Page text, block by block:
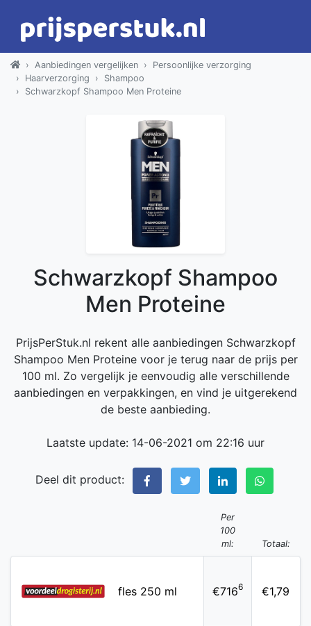
Aanbiedingen vergelijken
Persoonlijke verzorging
Haarverzorging
Shampoo
Schwarzkopf Shampoo Men Proteine
Schwarzkopf Shampoo
Men Proteine
PrijsPerStuk.nl rekent alle aanbiedingen Schwarzkopf
Shampoo Men Proteine voor je terug naar de prijs per
100 ml. Zo vergelijk je eenvoudig alle verschillende
aanbiedingen en verpakkingen, en vind je uitgerekend
de beste aanbieding.
Laatste update: 14-06-2021 om 22:16 uur
Deel dit product:
Per
100
ml:
Totaal:
fles 250 ml €7166 €1,79